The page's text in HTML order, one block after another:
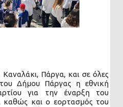
Πάργα, και σε όλες
του Δήμου Πάργας η εθνική
για την έναρξη του
καθώς και ο εορτασμός του